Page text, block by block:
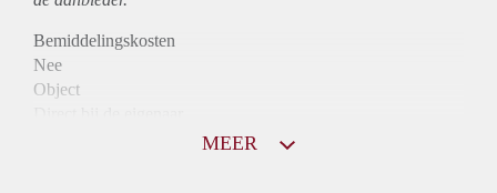
Bemiddelingskosten
Nee
Object
MEER